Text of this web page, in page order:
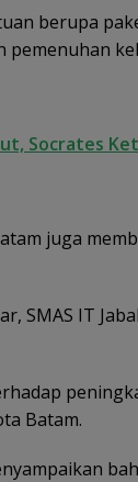
berupa
pemenuhan
Socrates
juga
SMAS IT
Batam.